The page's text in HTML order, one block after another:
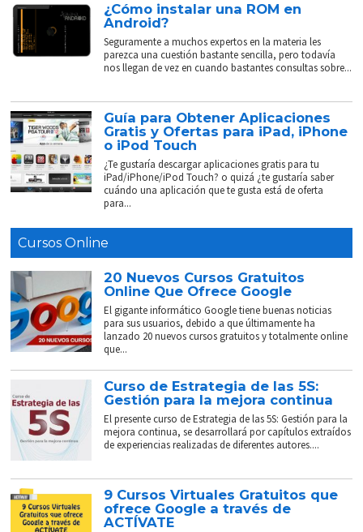
¿Cómo instalar una ROM en
Android?
Seguramente a muchos expertos en la materia les
parezca una cuestión bastante sencilla, pero todavía
nos llegan de vez en cuando bastantes consultas sobre...
Guía para Obtener Aplicaciones
Gratis y Ofertas para iPad, iPhone
o iPod Touch
¿Te gustaría descargar aplicaciones gratis para tu
iPad/iPhone/iPod Touch? o quizá ¿te gustaría saber
cuándo una aplicación que te gusta está de oferta
para...
Cursos Online
20 Nuevos Cursos Gratuitos
Online Que Ofrece Google
El gigante informático Google tiene buenas noticias
para sus usuarios, debido a que últimamente ha
lanzado 20 nuevos cursos gratuitos y totalmente online
que...
Curso de Estrategia de las 5S:
Gestión para la mejora continua
El presente curso de Estrategia de las 5S: Gestión para la
mejora continua, se desarrollará por capítulos extraídos
de experiencias realizadas de diferentes autores....
9 Cursos Virtuales Gratuitos que
ofrece Google a través de
ACTÍVATE